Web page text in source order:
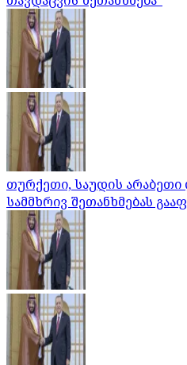
თურქეთი, საუდის არაბეთი
სამმხრივ შეთანხმებას